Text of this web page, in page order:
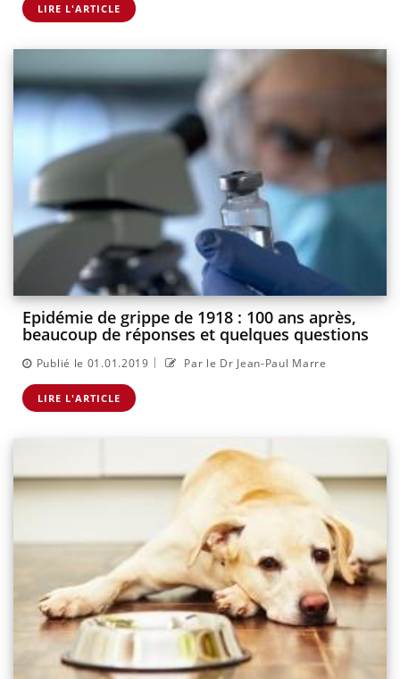
LIRE L'ARTICLE
Epidémie de grippe de 1918 : 100 ans après,
beaucoup de réponses et quelques questions
Publié le 01.01.2019 | Par le Dr Jean-Paul Marre
LIRE L'ARTICLE